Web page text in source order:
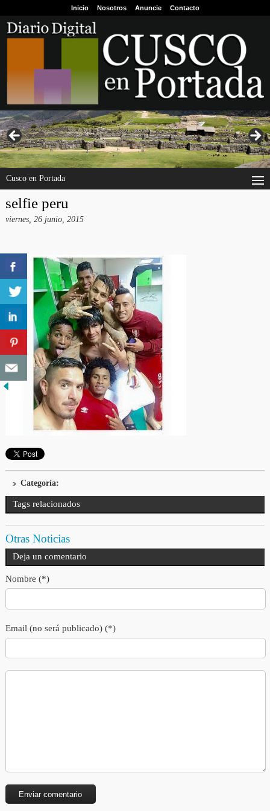
Inicio Nosotros Anuncie Contacto
Cusco en Portada
selfie peru
viernes, 26 junio, 2015
Categoría:
Tags relacionados
Otras Noticias
Deja un comentario
Nombre (*)
Email (no será publicado) (*)